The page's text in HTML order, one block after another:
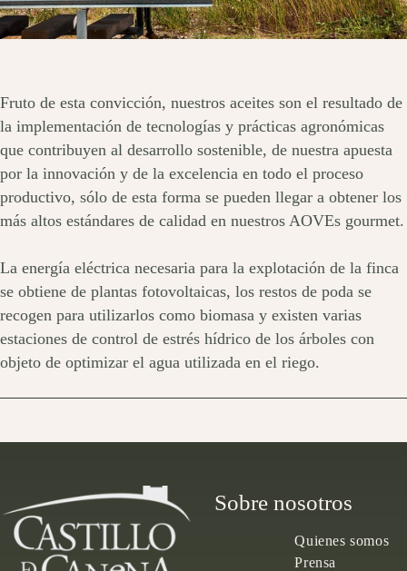
Fruto de esta convicción, nuestros aceites son el resultado de
la implementación de tecnologías y prácticas agronómicas
que contribuyen al desarrollo sostenible, de nuestra apuesta
por la innovación y de la excelencia en todo el proceso
productivo, sólo de esta forma se pueden llegar a obtener los
más altos estándares de calidad en nuestros AOVEs gourmet.
La energía eléctrica necesaria para la explotación de la finca
se obtiene de plantas fotovoltaicas, los restos de poda se
recogen para utilizarlos como biomasa y existen varias
estaciones de control de estrés hídrico de los árboles con
objeto de optimizar el agua utilizada en el riego.
Sobre nosotros
Quienes somos
Prensa